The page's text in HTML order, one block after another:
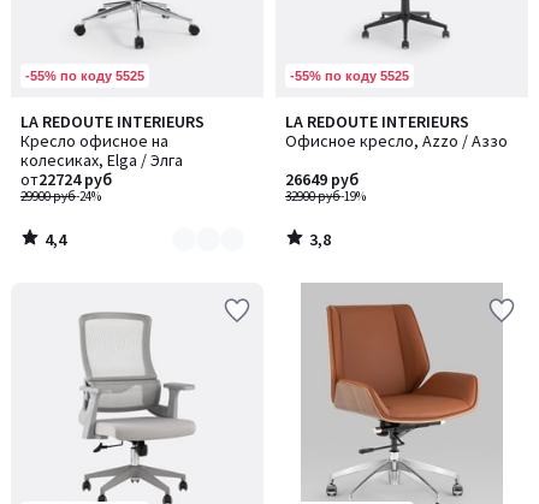
-55% по коду 5525
LA REDOUTE INTERIEURS
Кресло офисное на
колесиках, Elga / Элга
29900 руб-24%
от22724 руб
4,4
/ 5
Количество
цветов:
2
4,4
/
-55% по коду 5525
LA REDOUTE INTERIEURS
Офисное кресло, Azzo / Аззо
32900 руб-19%
26649 руб
3,8
/ 5
3,8
/